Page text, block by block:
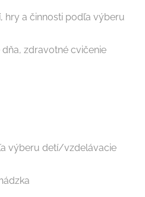
hry a činnosti podľa výberu
zdravotné cvičenie
výberu detí/vzdelávacie